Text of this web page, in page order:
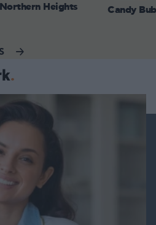
Northern Heights Candy